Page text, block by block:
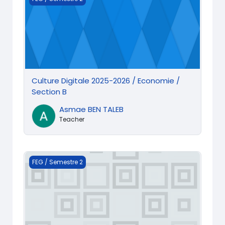
Culture Digitale 2025-2026 / Economie /
Section B
Asmae BEN TALEB
Teacher
Algèbre et mathématiques Financières
FEG / Semestre 2